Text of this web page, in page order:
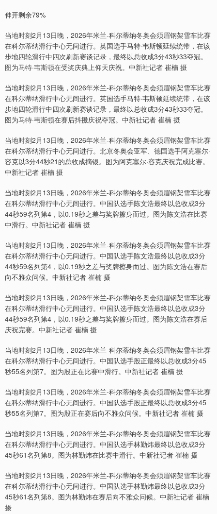
伸开剩余79%
当地时刻2月13日晚，2026年米兰-科尔蒂纳冬奥会须眉钢架雪车比赛
在科尔蒂纳滑行中心无间进行。英国选手马特·韦斯顿延续统带，在该
步地四轮滑行中四次刷新赛谈记录，最终以总收成3分43秒33夺冠。
图为马特·韦斯顿在受奖庆典上仰天庆祝。中新社记者 崔楠 摄
当地时刻2月13日晚，2026年米兰-科尔蒂纳冬奥会须眉钢架雪车比赛
在科尔蒂纳滑行中心无间进行。英国选手马特·韦斯顿延续统带，在该
步地四轮滑行中四次刷新赛谈记录，最终以总收成3分43秒33夺冠。
图为马特·韦斯顿在赛后抖擞庆祝夺冠。中新社记者 崔楠 摄
当地时刻2月13日晚，2026年米兰-科尔蒂纳冬奥会须眉钢架雪车比赛
在科尔蒂纳滑行中心无间进行。北京冬奥会亚军、德国选手阿克塞尔·
容克以3分44秒21的总收成摘银。图为阿克塞尔·容克庆祝完成比赛。
中新社记者 崔楠 摄
当地时刻2月13日晚，2026年米兰-科尔蒂纳冬奥会须眉钢架雪车比赛
在科尔蒂纳滑行中心无间进行。中国队选手陈文浩最终以总收成3分
44秒59名列第4，以0.19秒之差与奖牌擦身而过。图为陈文浩在比赛
中滑行。中新社记者 崔楠 摄
当地时刻2月13日晚，2026年米兰-科尔蒂纳冬奥会须眉钢架雪车比赛
在科尔蒂纳滑行中心无间进行。中国队选手陈文浩最终以总收成3分
44秒59名列第4，以0.19秒之差与奖牌擦身而过。图为陈文浩在赛后
向不雅众问候。中新社记者 崔楠 摄
当地时刻2月13日晚，2026年米兰-科尔蒂纳冬奥会须眉钢架雪车比赛
在科尔蒂纳滑行中心无间进行。中国队选手陈文浩最终以总收成3分
44秒59名列第4，以0.19秒之差与奖牌擦身而过。图为陈文浩在赛后
庆祝完赛。中新社记者 崔楠 摄
当地时刻2月13日晚，2026年米兰-科尔蒂纳冬奥会须眉钢架雪车比赛
在科尔蒂纳滑行中心无间进行。中国队选手殷正最终以总收成3分45
秒55名列第7。图为殷正在比赛中滑行。中新社记者 崔楠 摄
当地时刻2月13日晚，2026年米兰-科尔蒂纳冬奥会须眉钢架雪车比赛
在科尔蒂纳滑行中心无间进行。中国队选手殷正最终以总收成3分45
秒55名列第7。图为殷正在赛后向不雅众问候。中新社记者 崔楠 摄
当地时刻2月13日晚，2026年米兰-科尔蒂纳冬奥会须眉钢架雪车比赛
在科尔蒂纳滑行中心无间进行。中国队选手林勤炜最终以总收成3分
45秒61名列第8。图为林勤炜在比赛中滑行。中新社记者 崔楠 摄
当地时刻2月13日晚，2026年米兰-科尔蒂纳冬奥会须眉钢架雪车比赛
在科尔蒂纳滑行中心无间进行。中国队选手林勤炜最终以总收成3分
45秒61名列第8。图为林勤炜在赛后向不雅众问候。中新社记者 崔楠
摄